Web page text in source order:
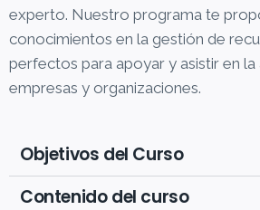
experto. Nuestro programa te
conocimientos en la gestión de
perfectos para apoyar y asistir en la
empresas y organizaciones.
Objetivos del Curso
Contenido del curso